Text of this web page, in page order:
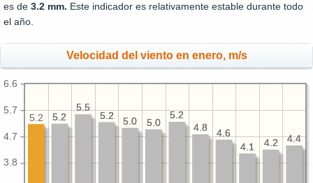
es de 3.2 mm. Este indicador es relativamente estable durante todo
el año.
Velocidad del viento en enero, m/s
3.8
4.7
5.7
6.6
4.4
4.2
4.1
4.6
4.8
5.2
5.0
5.0
5.2
5.5
5.2
4.4
4.2
4.1
4.6
4.8
5.2
5.0
5.0
5.2
5.5
5.2
5.2